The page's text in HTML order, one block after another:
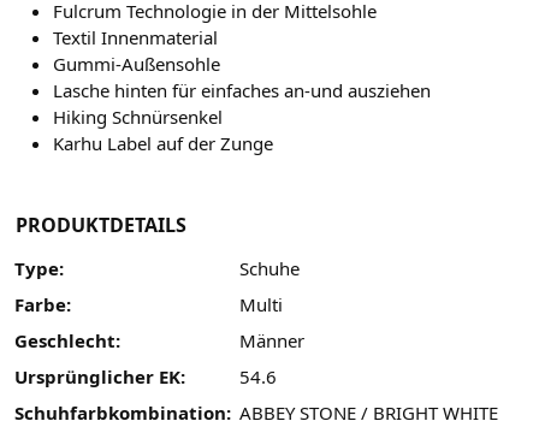
Fulcrum Technologie in der Mittelsohle
Textil Innenmaterial
Gummi-Außensohle
Lasche hinten für einfaches an-und ausziehen
Hiking Schnürsenkel
Karhu Label auf der Zunge
PRODUKTDETAILS
Type:
Schuhe
Farbe:
Multi
Geschlecht:
Männer
Ursprünglicher EK:
54.6
Schuhfarbkombination: ABBEY STONE / BRIGHT WHITE